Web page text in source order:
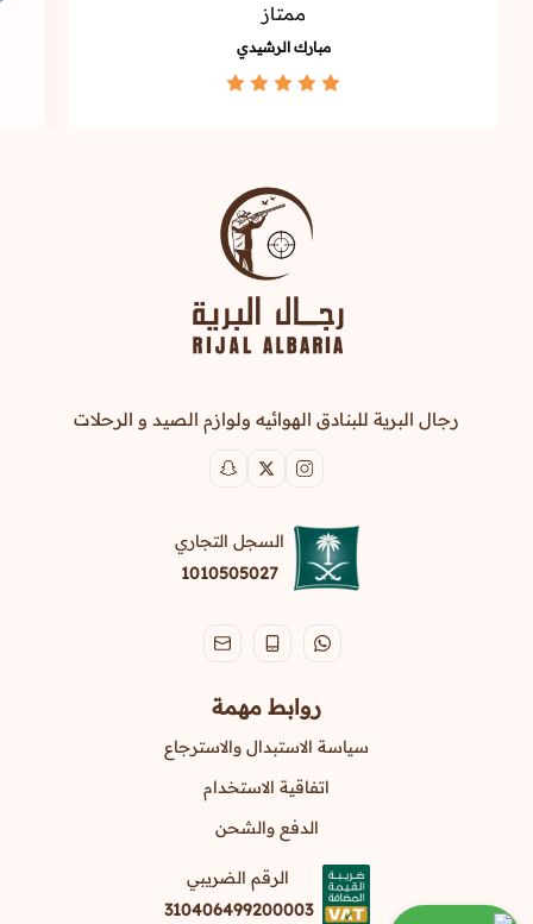
ممتاز
مبارك الرشيدي
رجال البرية للبنادق الهوائيه ولوازم الصيد و الرحلات
السجل التجاري
1010505027
روابط مهمة
سياسة الاستبدال والاسترجاع
اتفاقية الاستخدام
الدفع والشحن
الرقم الضريبي
310406499200003